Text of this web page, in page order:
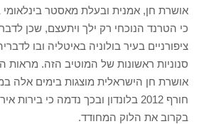
אושרת חן, אמנית ובעלת מאסטר בינלאומי
כי הטרנד הנוכחי רק ילך ויתעצם, שכן
ציפורניים בעיר בולוניה באיטליה ובו
סנוניות ראשונות של המוטיב הזה.
אושרת חן הישראלית מוצגות בימים אלה
חורף 2012 בלונדון ובכך נדמה כי
בקרוב את הלוק המחודד.